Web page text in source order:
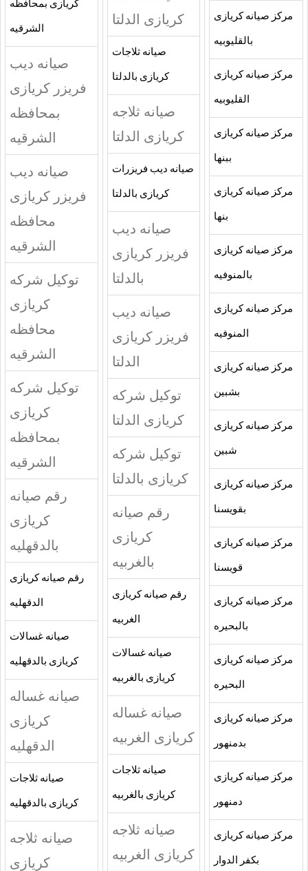
مركز صيانه كريازى
بالقليوبيه
مركز صيانه كريازى
القليوبيه
مركز صيانه كريازى
ببنها
مركز صيانه كريازى
بنها
مركز صيانه كريازى
بالمنوفيه
مركز صيانه كريازى
المنوفيه
مركز صيانه كريازى
بشبين
مركز صيانه كريازى
شبين
مركز صيانه كريازى
بقويسنا
مركز صيانه كريازى
قويسنا
مركز صيانه كريازى
بالبحيره
مركز صيانه كريازى
البحيره
مركز صيانه كريازى
بدمنهور
مركز صيانه كريازى
دمنهور
مركز صيانه كريازى
بكفر الدوار
كريازى الدلتا
صيانه ثلاجات
كريازى بالدلتا
صيانه ثلاجه
كريازى الدلتا
صيانه ديب فريزرات
كريازى بالدلتا
صيانه ديب
فريزر كريازى
بالدلتا
صيانه ديب
فريزر كريازى
الدلتا
توكيل شركه
كريازى الدلتا
توكيل شركه
كريازى بالدلتا
رقم صيانه
كريازى
بالغربيه
رقم صيانه كريازى
الغربيه
صيانه غسالات
كريازى بالغربيه
صيانه غساله
كريازى الغربيه
صيانه ثلاجات
كريازى بالغربيه
صيانه ثلاجه
كريازى الغربيه
كريازى بمحافظه
الشرقيه
صيانه ديب
فريزر كريازى
بمحافظه
الشرقيه
صيانه ديب
فريزر كريازى
محافظه
الشرقيه
توكيل شركه
كريازى
محافظه
الشرقيه
توكيل شركه
كريازى
بمحافظه
الشرقيه
رقم صيانه
كريازى
بالدقهليه
رقم صيانه كريازى
الدقهليه
صيانه غسالات
كريازى بالدقهليه
صيانه غساله
كريازى
الدقهليه
صيانه ثلاجات
كريازى بالدقهليه
صيانه ثلاجه
كريازى